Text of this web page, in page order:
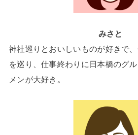
みさと
神社巡りとおいしいものが好きで
を巡り、仕事終わりに日本橋のグ
メンが大好き。